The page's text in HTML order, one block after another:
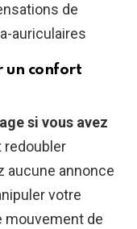
de
auriculaires
un confort
si vous avez
redoubler
aucune annonce
votre
mouvement de